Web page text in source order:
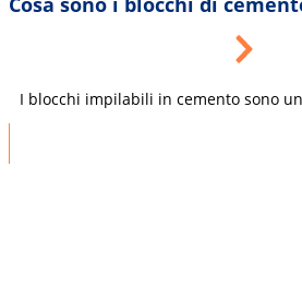
I blocchi impilabili in cemento sono